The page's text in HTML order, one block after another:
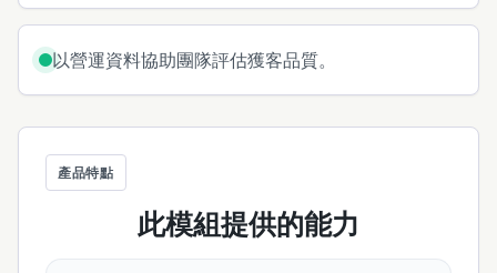
以營運資料協助團隊評估獲客品質。
產品特點
此模組提供的能力